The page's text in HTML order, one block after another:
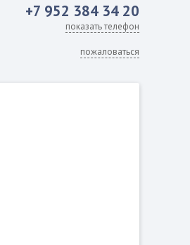
+7 952 384 34 20
показать телефон
пожаловаться